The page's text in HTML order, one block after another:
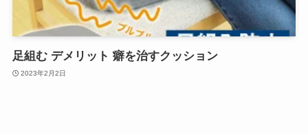
足組む デメリット 癖を治すクッション
2023年2月2日